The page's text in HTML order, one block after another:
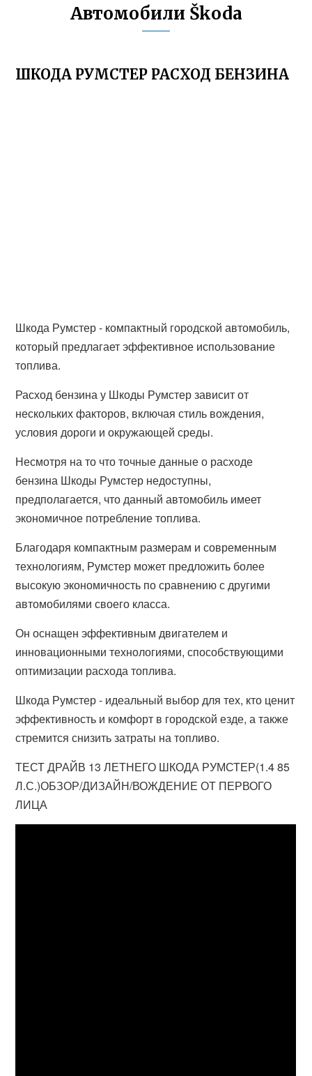
Автомобили Škoda
ШКОДА РУМСТЕР РАСХОД БЕНЗИНА
Шкода Румстер - компактный городской автомобиль,
который предлагает эффективное использование
топлива.
Расход бензина у Шкоды Румстер зависит от
нескольких факторов, включая стиль вождения,
условия дороги и окружающей среды.
Несмотря на то что точные данные о расходе
бензина Шкоды Румстер недоступны,
предполагается, что данный автомобиль имеет
экономичное потребление топлива.
Благодаря компактным размерам и современным
технологиям, Румстер может предложить более
высокую экономичность по сравнению с другими
автомобилями своего класса.
Он оснащен эффективным двигателем и
инновационными технологиями, способствующими
оптимизации расхода топлива.
Шкода Румстер - идеальный выбор для тех, кто ценит
эффективность и комфорт в городской езде, а также
стремится снизить затраты на топливо.
ТЕСТ ДРАЙВ 13 ЛЕТНЕГО ШКОДА РУМСТЕР(1.4 85
Л.С.)ОБЗОР/ДИЗАЙН/ВОЖДЕНИЕ ОТ ПЕРВОГО
ЛИЦА